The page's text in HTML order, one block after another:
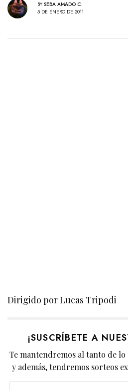
BY SEBA AMADO C.
5 DE ENERO DE 2011
Dirigido por Lucas Tripodi
¡SUSCRÍBETE A
Te mantendremos al tanto de lo
y además, tendremos sorteos